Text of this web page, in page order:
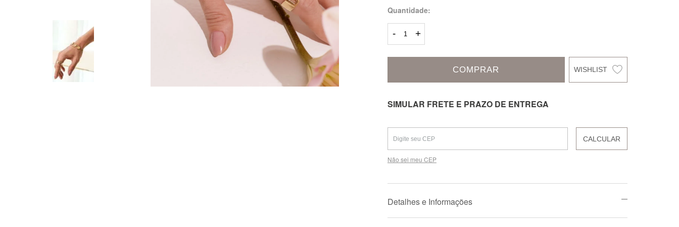
Quantidade:
- +
COMPRAR
SIMULAR FRETE E PRAZO DE ENTREGA
CALCULAR
Não sei meu CEP
Detalhes e Informações